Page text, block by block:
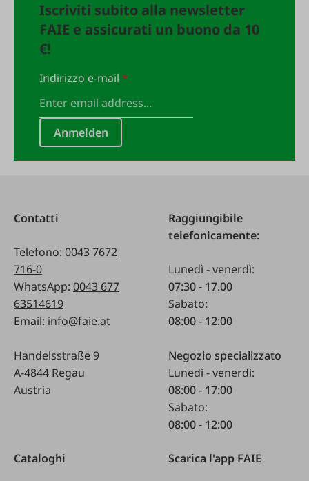
Iscriviti subito alla newsletter
FAIE e assicurati un buono da 10
€!
Indirizzo e-mail*
Anmelden
Contatti
Telefono: 0043 7672
716-0
WhatsApp: 0043 677
63514619
Email: info@faie.at
Handelsstraße 9
A-4844 Regau
Austria
Raggiungibile
telefonicamente:
Lunedì - venerdì:
07:30 - 17.00
Sabato:
08:00 - 12:00
Negozio specializzato
Lunedì - venerdì:
08:00 - 17:00
Sabato:
08:00 - 12:00
Cataloghi Scarica l'app FAIE